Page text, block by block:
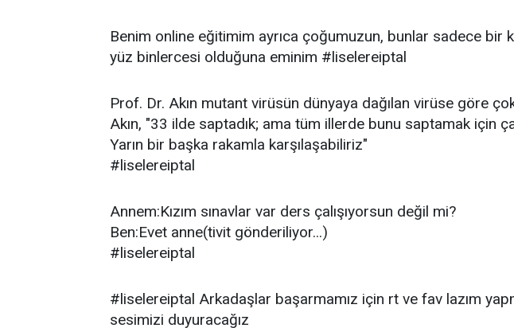
Benim online eğitimim ayrıca çoğumuzun, bunlar sadece bir
yüz binlercesi olduğuna eminim #liselereiptal
Prof. Dr. Akın mutant virüsün dünyaya dağılan virüse göre
Akın, "33 ilde saptadık; ama tüm illerde bunu saptamak için
Yarın bir başka rakamla karşılaşabiliriz"
#liselereiptal
Annem:Kızım sınavlar var ders çalışıyorsun değil mi?
Ben:Evet anne(tivit gönderiliyor...)
#liselereiptal
#liselereiptal Arkadaşlar başarmamız için rt ve fav lazım
sesimizi duyuracağız